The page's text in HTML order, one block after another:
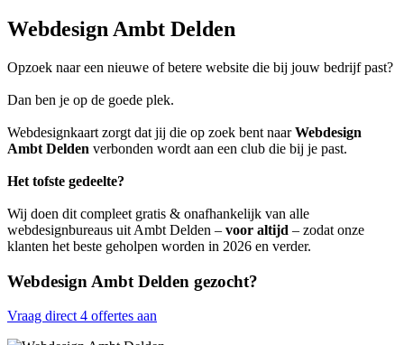
Webdesign Ambt Delden
Opzoek naar een nieuwe of betere website die bij jouw bedrijf past?
Dan ben je op de goede plek.
Webdesignkaart zorgt dat jij die op zoek bent naarWebdesign
Ambt Delden verbonden wordt aan een club die bij je past.
Het tofste gedeelte?
Wij doen dit compleet gratis & onafhankelijk van alle
webdesignbureaus uit Ambt Delden – voor altijd – zodat onze
klanten het beste geholpen worden in 2026 en verder.
Webdesign Ambt Delden gezocht?
Vraag direct 4 offertes aan